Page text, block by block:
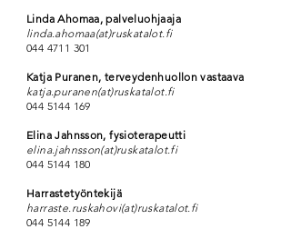
Linda Ahomaa, palveluohjaaja
linda.ahomaa(at)ruskatalot.fi
044 4711 301
Katja Puranen, terveydenhuollon vastaava
katja.puranen(at)ruskatalot.fi
044 5144 169
Elina Jahnsson, fysioterapeutti
elina.jahnsson(at)ruskatalot.fi
044 5144 180
Harrastetyöntekijä
harraste.ruskahovi(at)ruskatalot.fi
044 5144 189